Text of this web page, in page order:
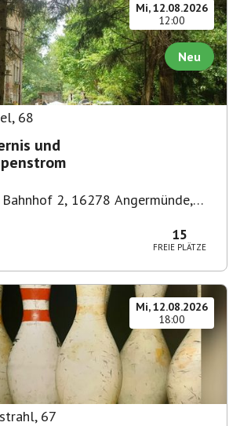
Mi, 12.08.2026
12:00
Neu
, 68
und
2, 16278 Angermünde,
15
FREIE PLÄTZE
Mi, 12.08.2026
18:00
, 67